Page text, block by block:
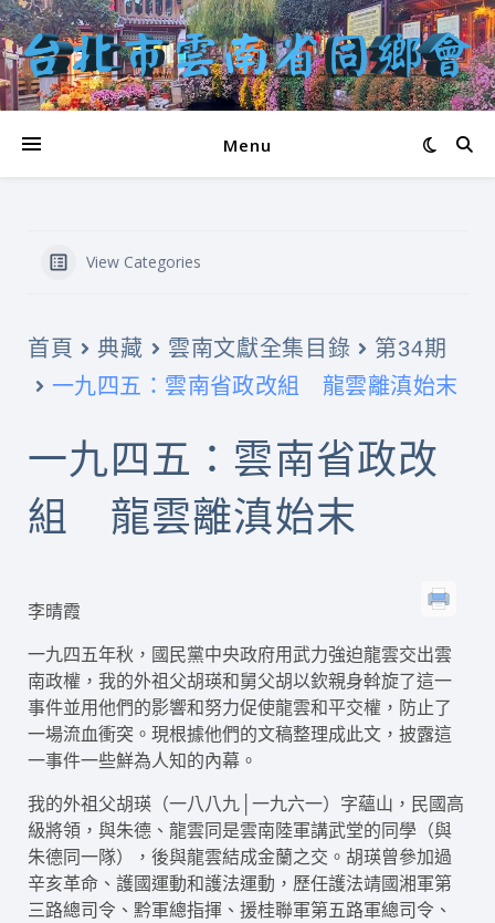
Menu
View Categories
首頁 典藏 雲南文獻全集目錄 第34期
一九四五：雲南省政改組 龍雲離滇始末
一九四五：雲南省政改
組 龍雲離滇始末
李晴霞
一九四五年秋，國民黨中央政府用武力強迫龍雲交出雲
南政權，我的外祖父胡瑛和舅父胡以欽親身斡旋了這一
事件並用他們的影響和努力促使龍雲和平交權，防止了
一場流血衝突。現根據他們的文稿整理成此文，披露這
一事件一些鮮為人知的內幕。
我的外祖父胡瑛（一八八九│一九六一）字蘊山，民國高
級將領，與朱德、龍雲同是雲南陸軍講武堂的同學（與
朱德同一隊），後與龍雲結成金蘭之交。胡瑛曾參加過
辛亥革命、護國運動和護法運動，歷任護法靖國湘軍第
三路總司令、黔軍總指揮、援桂聯軍第五路軍總司令、